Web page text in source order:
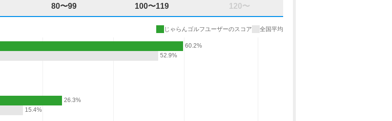
80〜99 100〜119 120〜
じゃらんゴルフユーザーのスコア 全国平均
60.2%
52.9%
26.3%
15.4%